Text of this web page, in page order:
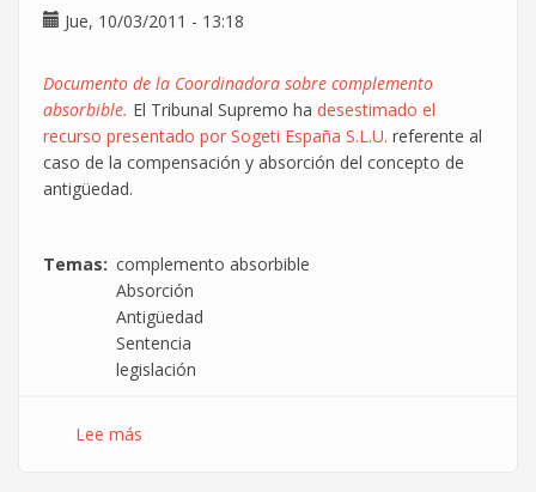
Jue, 10/03/2011 - 13:18
Documento de la Coordinadora sobre complemento
absorbible. El Tribunal Supremo ha desestimado el
recurso presentado por Sogeti España S.L.U. referente al
caso de la compensación y absorción del concepto de
antigüedad.
Temas
complemento absorbible
Absorción
Antigüedad
Sentencia
legislación
Lee más